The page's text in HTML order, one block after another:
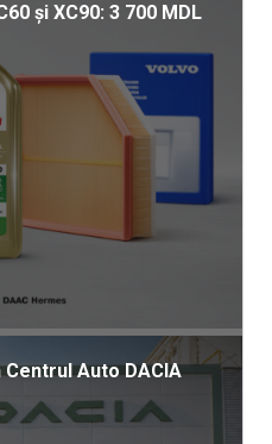
și XC90: 3 700 MDL
Auto DACIA